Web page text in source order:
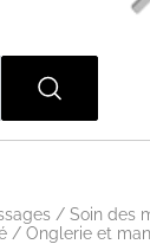
/ Soin des
/ Onglerie et